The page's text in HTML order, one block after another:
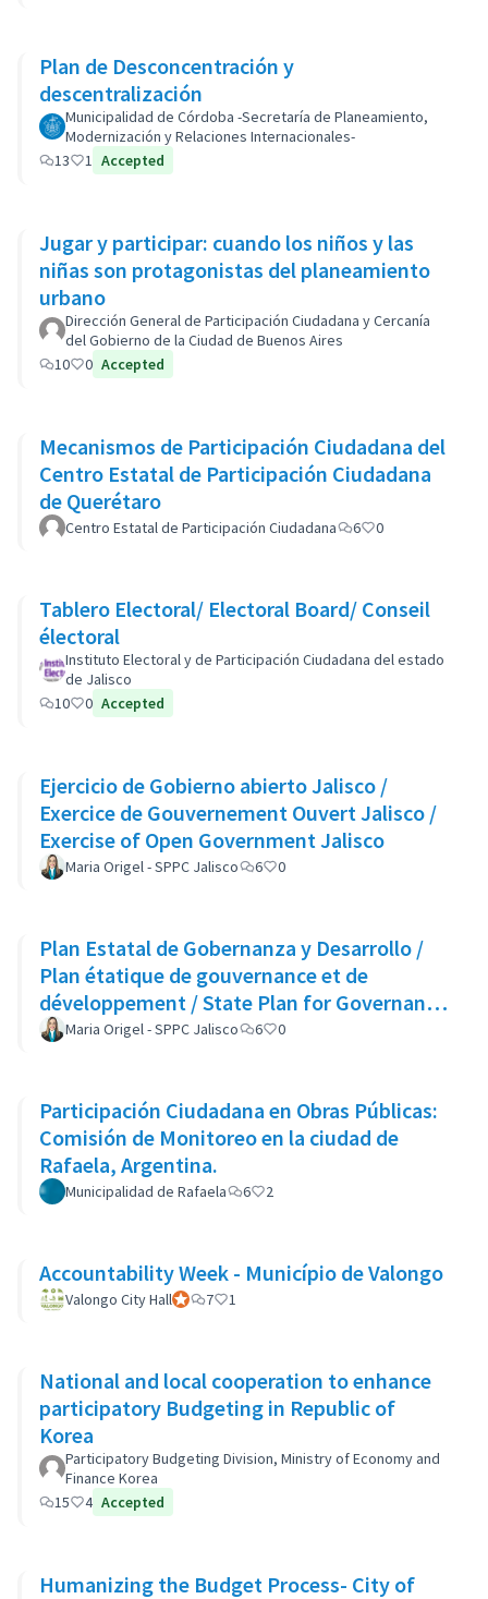
Plan de Desconcentración y
descentralización
Municipalidad de Córdoba -Secretaría de Planeamiento,
Modernización y Relaciones Internacionales-
13
1 Accepted
Jugar y participar: cuando los niños y las
niñas son protagonistas del planeamiento
urbano
Dirección General de Participación Ciudadana y Cercanía
del Gobierno de la Ciudad de Buenos Aires
10
0 Accepted
Mecanismos de Participación Ciudadana del
Centro Estatal de Participación Ciudadana
de Querétaro
Centro Estatal de Participación Ciudadana 6 0
Tablero Electoral/ Electoral Board/ Conseil
électoral
Instituto Electoral y de Participación Ciudadana del estado
de Jalisco
10
0 Accepted
Ejercicio de Gobierno abierto Jalisco /
Exercice de Gouvernement Ouvert Jalisco /
Exercise of Open Government Jalisco
Maria Origel - SPPC Jalisco 6 0
Plan Estatal de Gobernanza y Desarrollo /
Plan étatique de gouvernance et de
développement / State Plan for Governance
and Development
Maria Origel - SPPC Jalisco 6 0
Participación Ciudadana en Obras Públicas:
Comisión de Monitoreo en la ciudad de
Rafaela, Argentina.
Municipalidad de Rafaela 6 2
Accountability Week - Município de Valongo
Valongo City HallParticipant officiel
7 1
National and local cooperation to enhance
participatory Budgeting in Republic of
Korea
Participatory Budgeting Division, Ministry of Economy and
Finance Korea
15
4 Accepted
Humanizing the Budget Process- City of